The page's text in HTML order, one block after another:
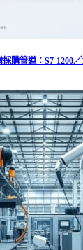
購管道：S7-1200／